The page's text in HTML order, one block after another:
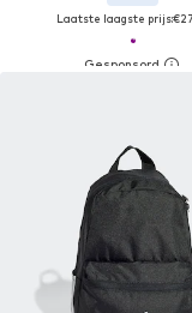
Laatste laagste prijs: